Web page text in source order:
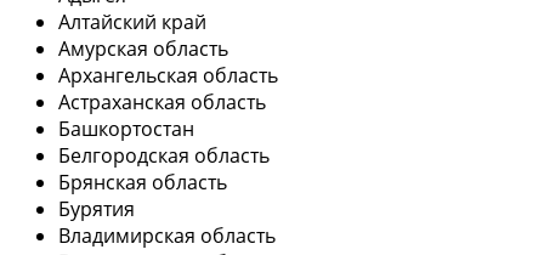
Алтайский край
Амурская область
Архангельская область
Астраханская область
Башкортостан
Белгородская область
Брянская область
Бурятия
Владимирская область